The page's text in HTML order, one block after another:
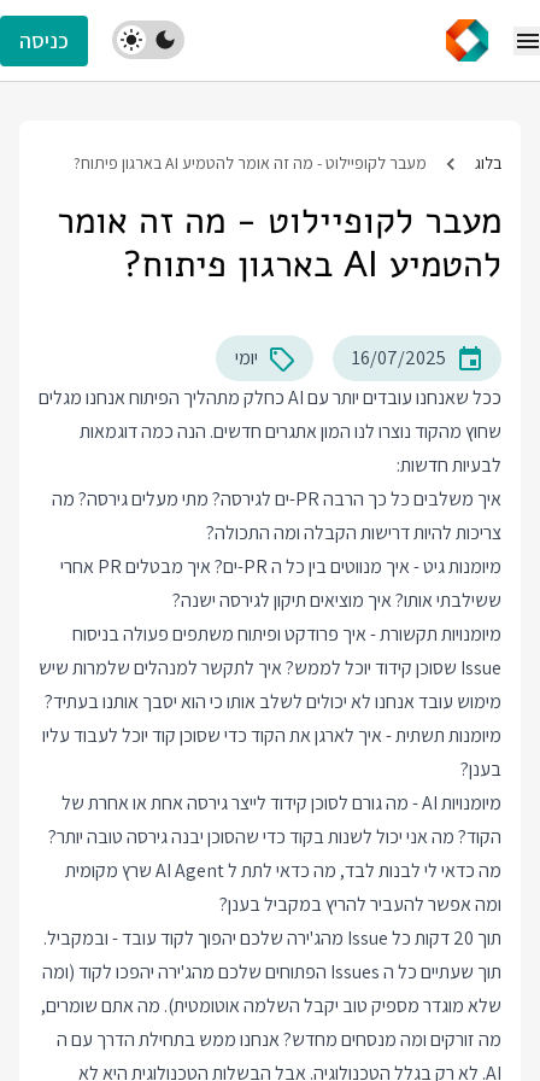
כניסה
בלוג מעבר לקופיילוט - מה זה אומר להטמיע AI בארגון פיתוח?
מעבר לקופיילוט - מה זה אומר
להטמיע AI בארגון פיתוח?
16/07/2025
יומי
ככל שאנחנו עובדים יותר עם AI כחלק מתהליך הפיתוח אנחנו מגלים
שחוץ מהקוד נוצרו לנו המון אתגרים חדשים. הנה כמה דוגמאות
לבעיות חדשות:
איך משלבים כל כך הרבה PR-ים לגירסה? מתי מעלים גירסה? מה
צריכות להיות דרישות הקבלה ומה התכולה?
מיומנות גיט - איך מנווטים בין כל ה PR-ים? איך מבטלים PR אחרי
ששילבתי אותו? איך מוציאים תיקון לגירסה ישנה?
מיומנויות תקשורת - איך פרודקט ופיתוח משתפים פעולה בניסוח
Issue שסוכן קידוד יוכל לממש? איך לתקשר למנהלים שלמרות שיש
מימוש עובד אנחנו לא יכולים לשלב אותו כי הוא יסבך אותנו בעתיד?
מיומנות תשתית - איך לארגן את הקוד כדי שסוכן קוד יוכל לעבוד עליו
בענן?
מיומנויות AI - מה גורם לסוכן קידוד לייצר גירסה אחת או אחרת של
הקוד? מה אני יכול לשנות בקוד כדי שהסוכן יבנה גירסה טובה יותר?
מה כדאי לי לבנות לבד, מה כדאי לתת ל AI Agent שרץ מקומית
ומה אפשר להעביר להריץ במקביל בענן?
תוך 20 דקות כל Issue מהג'ירה שלכם יהפוך לקוד עובד - ובמקביל.
תוך שעתיים כל ה Issues הפתוחים שלכם מהג'ירה יהפכו לקוד (ומה
שלא מוגדר מספיק טוב יקבל השלמה אוטומטית). מה אתם שומרים,
מה זורקים ומה מנסחים מחדש? אנחנו ממש בתחילת הדרך עם ה
AI. לא רק בגלל הטכנולוגיה. אבל הבשלות הטכנולוגית היא לא